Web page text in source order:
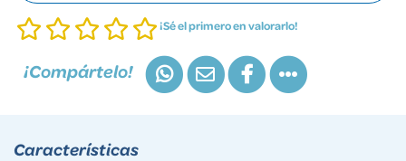
¡Sé el primero en valorarlo!
¡Compártelo!
Características